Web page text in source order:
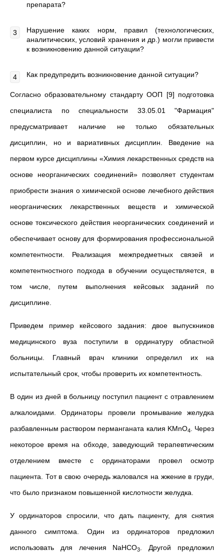
препарата?
Нарушение каких норм, правил (технологических,
аналитических, условий хранения и др.) могли привести
к возникновению данной ситуации?
Как предупредить возникновение данной ситуации?
Согласно образовательному стандарту ООП [9] подготовка
специалиста по специальности 33.05.01 "Фармация"
предусматривает наличие не только обязательных
дисциплин, но и вариативных дисциплин. Введение на
первом курсе дисциплины «Химия лекарственных средств на
основе неорганических соединений» позволяет студентам
приобрести знания о химической основе лечебного действия
неорганических лекарственных веществ и химической
основе токсического действия неорганических соединений и
обеспечивает основу для формирования профессиональной
компетентности. Реализация межпредметных связей и
компетентностного подхода в обучении осуществляется, в
том числе, путем выполнения кейсовых заданий по
дисциплине.
Приведем пример кейсового задания: двое выпускников
медицинского вуза поступили в ординатуру областной
больницы. Главный врач клиники определил их на
испытательный срок, чтобы проверить их компетентность.
В один из дней в больницу поступил пациент с отравлением
алкалоидами. Ординаторы провели промывание желудка
разбавленным раствором перманганата калия KMnO4
. Через
некоторое время на обходе, заведующий терапевтическим
отделением вместе с ординаторами провел осмотр
пациента. Тот в свою очередь жаловался на жжение в груди,
что было признаком повышенной кислотности желудка.
У ординаторов спросили, что дать пациенту, для снятия
данного симптома. Один из ординаторов предложил
использовать для лечения NaHCO3
. Другой предложил